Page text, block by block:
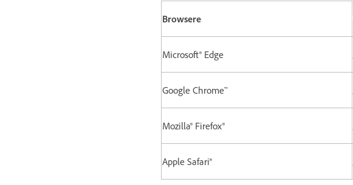
Browsere
Microsoft® Edge
Google Chrome™
Mozilla® Firefox®
Apple Safari®